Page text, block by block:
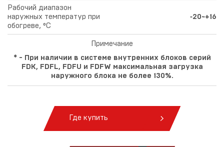
Рабочий диапазон
наружных температур при
обогреве, °С
‑20~+16
Примечание
* - При наличии в системе внутренних блоков серий
FDK, FDFL, FDFU и FDFW максимальная загрузка
наружного блока не более 130%.
Где купить